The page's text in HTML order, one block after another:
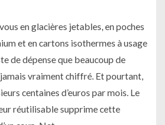
en glacières jetables, en poches
et en cartons isothermes à usage
de dépense que beaucoup de
vraiment chiffré. Et pourtant,
centaines d’euros par mois. Le
réutilisable supprime cette